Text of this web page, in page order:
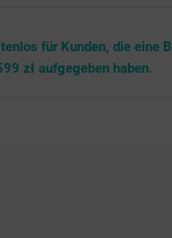
für Kunden, die eine
zł aufgegeben haben.